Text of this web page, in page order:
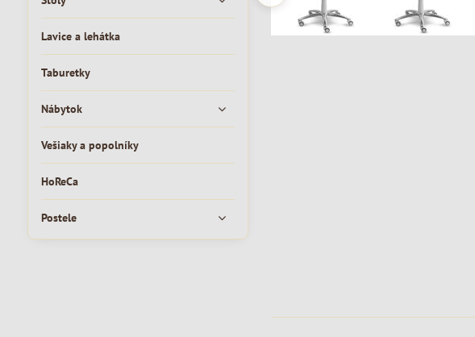
Lavice a lehátka
Taburetky
Nábytok
Vešiaky a popolníky
HoReCa
Postele